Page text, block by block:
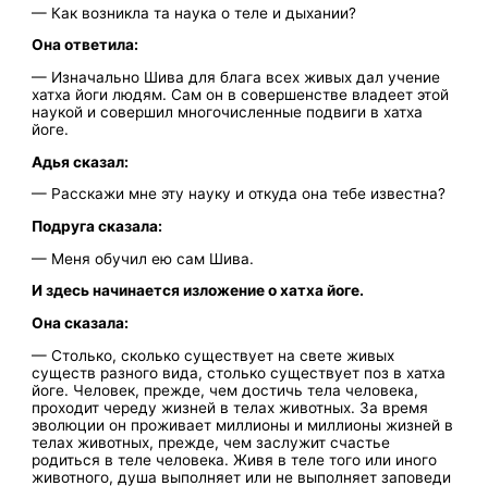
— Как возникла та наука о теле и дыхании?
Она ответила:
— Изначально Шива для блага всех живых дал учение
хатха йоги людям. Сам он в совершенстве владеет этой
наукой и совершил многочисленные подвиги в хатха
йоге.
Адья сказал:
— Расскажи мне эту науку и откуда она тебе известна?
Подруга сказала:
— Меня обучил ею сам Шива.
И здесь начинается изложение о хатха йоге.
Она сказала:
— Столько, сколько существует на свете живых
существ разного вида, столько существует поз в хатха
йоге. Человек, прежде, чем достичь тела человека,
проходит череду жизней в телах животных. За время
эволюции он проживает миллионы и миллионы жизней в
телах животных, прежде, чем заслужит счастье
родиться в теле человека. Живя в теле того или иного
животного, душа выполняет или не выполняет заповеди